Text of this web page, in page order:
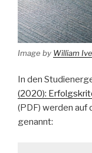
Image by William
In den
(2020):
(PDF) werden
genannt: